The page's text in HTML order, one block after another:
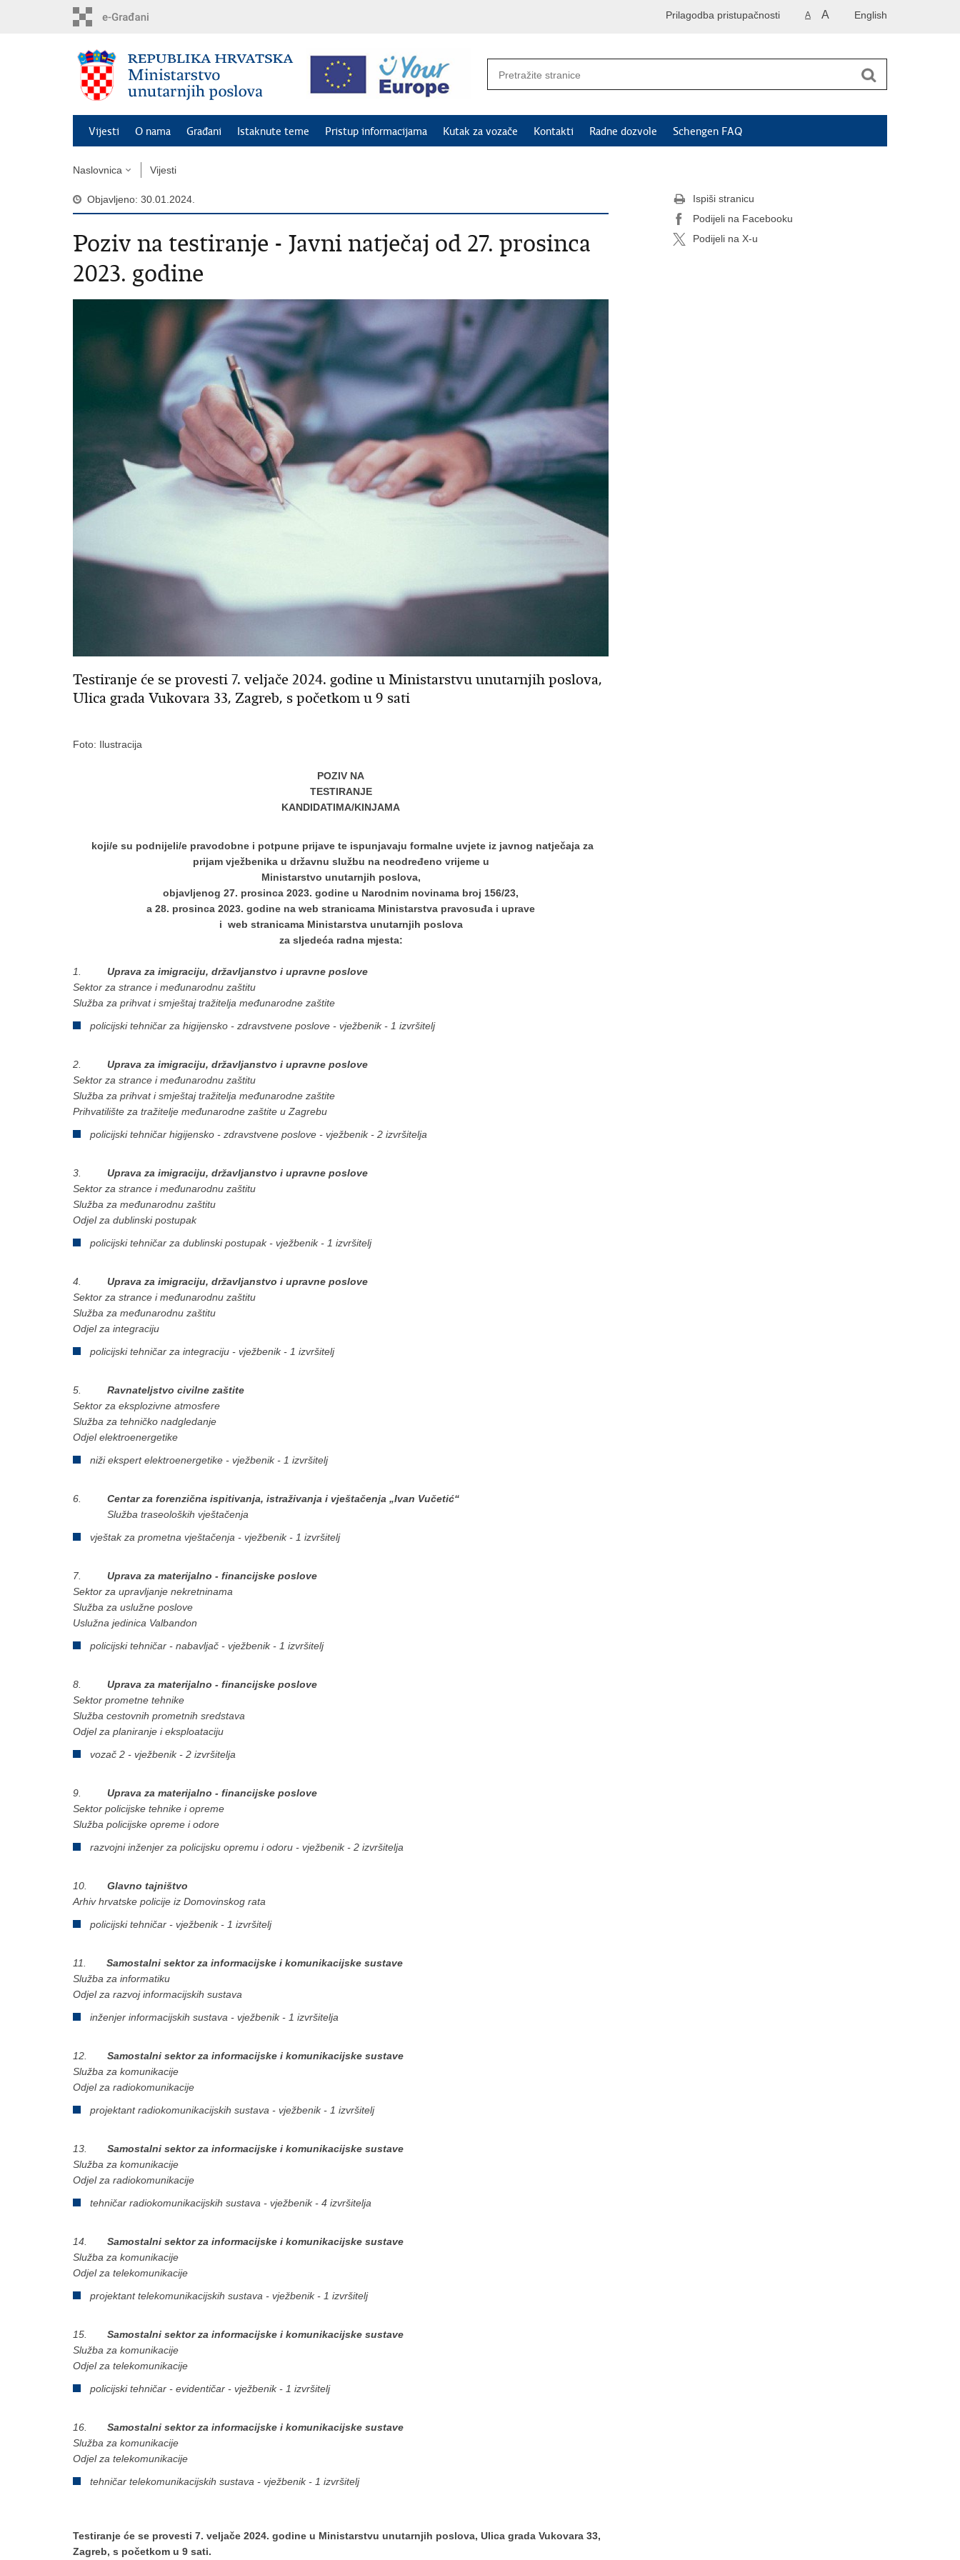
English
A A
Prilagodba pristupačnosti
Vijesti O nama Građani Istaknute teme Pristup informacijama Kutak za vozače Kontakti Radne dozvole Schengen FAQ
Naslovnica Vijesti
Objavljeno: 30.01.2024.
Poziv na testiranje - Javni natječaj od 27. prosinca
2023. godine
Testiranje će se provesti 7. veljače 2024. godine u Ministarstvu unutarnjih poslova,
Ulica grada Vukovara 33, Zagreb, s početkom u 9 sati
Foto: Ilustracija
POZIV NA
TESTIRANJE
KANDIDATIMA/KINJAMA
koji/e su podnijeli/e pravodobne i potpune prijave te ispunjavaju formalne uvjete iz javnog natječaja za
prijam vježbenika u državnu službu na neodređeno vrijeme u
Ministarstvo unutarnjih poslova,
objavljenog 27. prosinca 2023. godine u Narodnim novinama broj 156/23,
a 28. prosinca 2023. godine na web stranicama Ministarstva pravosuđa i uprave
i web stranicama Ministarstva unutarnjih poslova
za sljedeća radna mjesta:
1. Uprava za imigraciju, državljanstvo i upravne poslove
Sektor za strance i međunarodnu zaštitu
Služba za prihvat i smještaj tražitelja međunarodne zaštite
policijski tehničar za higijensko - zdravstvene poslove - vježbenik - 1 izvršitelj
2. Uprava za imigraciju, državljanstvo i upravne poslove
Sektor za strance i međunarodnu zaštitu
Služba za prihvat i smještaj tražitelja međunarodne zaštite
Prihvatilište za tražitelje međunarodne zaštite u Zagrebu
policijski tehničar higijensko - zdravstvene poslove - vježbenik - 2 izvršitelja
3. Uprava za imigraciju, državljanstvo i upravne poslove
Sektor za strance i međunarodnu zaštitu
Služba za međunarodnu zaštitu
Odjel za dublinski postupak
policijski tehničar za dublinski postupak - vježbenik - 1 izvršitelj
4. Uprava za imigraciju, državljanstvo i upravne poslove
Sektor za strance i međunarodnu zaštitu
Služba za međunarodnu zaštitu
Odjel za integraciju
policijski tehničar za integraciju - vježbenik - 1 izvršitelj
5.
Ravnateljstvo civilne zaštite
Sektor za eksplozivne atmosfere
Služba za tehničko nadgledanje
Odjel elektroenergetike
niži ekspert elektroenergetike - vježbenik - 1 izvršitelj
6. Centar za forenzična ispitivanja, istraživanja i vještačenja „Ivan Vučetić“
Služba traseoloških vještačenja
vještak za prometna vještačenja - vježbenik - 1 izvršitelj
7. Uprava za materijalno - financijske poslove
Sektor za upravljanje nekretninama
Služba za uslužne poslove
Uslužna jedinica Valbandon
policijski tehničar - nabavljač - vježbenik - 1 izvršitelj
8.
Uprava za materijalno - financijske poslove
Sektor prometne tehnike
Služba cestovnih prometnih sredstava
Odjel za planiranje i eksploataciju
vozač 2 - vježbenik - 2 izvršitelja
9. Uprava za materijalno - financijske poslove
Sektor policijske tehnike i opreme
Služba policijske opreme i odore
razvojni inženjer za policijsku opremu i odoru - vježbenik - 2 izvršitelja
10.
Glavno tajništvo
Arhiv hrvatske policije iz Domovinskog rata
policijski tehničar - vježbenik - 1 izvršitelj
11.
Samostalni sektor za informacijske i komunikacijske sustave
Služba za informatiku
Odjel za razvoj informacijskih sustava
inženjer informacijskih sustava - vježbenik - 1 izvršitelja
12. Samostalni sektor za informacijske i komunikacijske sustave
Služba za komunikacije
Odjel za radiokomunikacije
projektant radiokomunikacijskih sustava - vježbenik - 1 izvršitelj
13. Samostalni sektor za informacijske i komunikacijske sustave
Služba za komunikacije
Odjel za radiokomunikacije
tehničar radiokomunikacijskih sustava - vježbenik - 4 izvršitelja
14. Samostalni sektor za informacijske i komunikacijske sustave
Služba za komunikacije
Odjel za telekomunikacije
projektant telekomunikacijskih sustava - vježbenik - 1 izvršitelj
15.
Samostalni sektor za informacijske i komunikacijske sustave
Služba za komunikacije
Odjel za telekomunikacije
policijski tehničar - evidentičar - vježbenik - 1 izvršitelj
16.
Samostalni sektor za informacijske i komunikacijske sustave
Služba za komunikacije
Odjel za telekomunikacije
tehničar telekomunikacijskih sustava - vježbenik - 1 izvršitelj
Testiranje će se provesti 7. veljače 2024. godine u Ministarstvu unutarnjih poslova, Ulica grada Vukovara 33,
Zagreb, s početkom u 9 sati.
Ispiši stranicu
Podijeli na Facebooku
Podijeli na X-u